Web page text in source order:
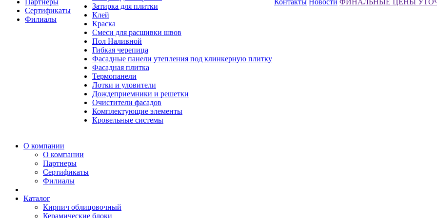
Партнеры
Сертификаты
Филиалы
Затирка для плитки
Клей
Краска
Смеси для расшивки швов
Пол Наливной
Гибкая черепица
Фасадные панели утепления под клинкерную плитку
Фасадная плитка
Термопанели
Лотки и уловители
Дождеприемники и решетки
Очистители фасадов
Комплектующие элементы
Кровельные системы
Контакты Новости ФИНАЛЬНЫЕ ЦЕНЫ
О компании
О компании
Партнеры
Сертификаты
Филиалы
Каталог
Кирпич облицовочный
Керамические блоки